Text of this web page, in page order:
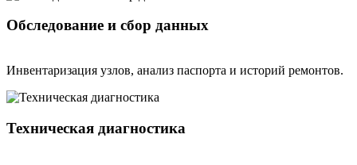
Обследование и сбор данных
Инвентаризация узлов, анализ паспорта и историй ремонтов.
Техническая диагностика